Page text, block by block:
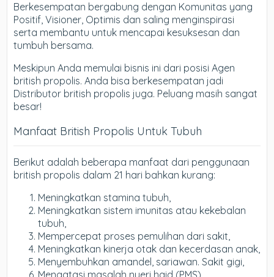
Berkesempatan bergabung dengan Komunitas yang
Positif, Visioner, Optimis dan saling menginspirasi
serta membantu untuk mencapai kesuksesan dan
tumbuh bersama.
Meskipun Anda memulai bisnis ini dari posisi Agen
british propolis. Anda bisa berkesempatan jadi
Distributor british propolis juga. Peluang masih sangat
besar!
Manfaat British Propolis Untuk Tubuh
Berikut adalah beberapa manfaat dari penggunaan
british propolis dalam 21 hari bahkan kurang:
Meningkatkan stamina tubuh,
Meningkatkan sistem imunitas atau kekebalan
tubuh,
Mempercepat proses pemulihan dari sakit,
Meningkatkan kinerja otak dan kecerdasan anak,
Menyembuhkan amandel, sariawan. Sakit gigi,